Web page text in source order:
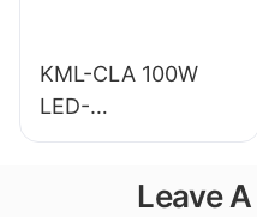
KML-CLA 100W
LED-
Vordachleuchtenlie
Innenräume wie
Leave